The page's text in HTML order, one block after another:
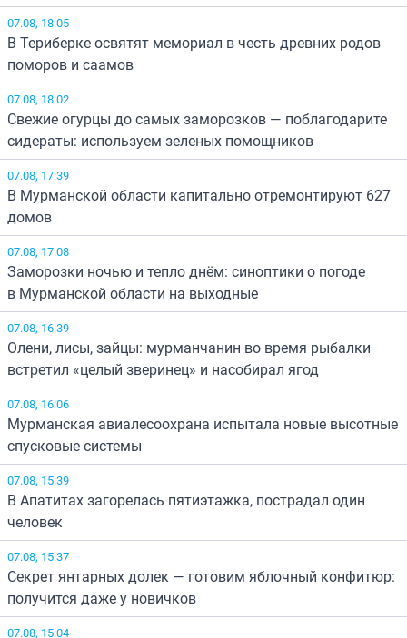
07.08, 18:05
В Териберке освятят мемориал в честь древних родов
поморов и саамов
07.08, 18:02
Свежие огурцы до самых заморозков — поблагодарите
сидераты: используем зеленых помощников
07.08, 17:39
В Мурманской области капитально отремонтируют 627
домов
07.08, 17:08
Заморозки ночью и тепло днём: синоптики о погоде
в Мурманской области на выходные
07.08, 16:39
Олени, лисы, зайцы: мурманчанин во время рыбалки
встретил «целый зверинец» и насобирал ягод
07.08, 16:06
Мурманская авиалесоохрана испытала новые высотные
спусковые системы
07.08, 15:39
В Апатитах загорелась пятиэтажка, пострадал один
человек
07.08, 15:37
Секрет янтарных долек — готовим яблочный конфитюр:
получится даже у новичков
07.08, 15:04